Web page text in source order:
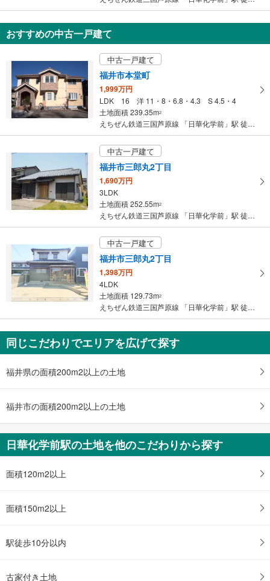
マ
イ
ペ
ジ
に
保
す
る
おすすめの中古一戸建て
中古一戸建て
福井市本堂町
1,999万円
LDK 16 洋 11・8・6.8・4.3 S 4.5・4
土地面積 239.35m2
えちぜん鉄道三国芦原線 「日華化学前」駅 徒歩116分
中古一戸建て
福井市三郎丸2丁目
1,690万円
3LDK
土地面積 252.55m2
えちぜん鉄道三国芦原線 「日華化学前」駅 徒歩27分
中古一戸建て
福井市三郎丸2丁目
1,398万円
4LDK
土地面積 129.73m2
えちぜん鉄道三国芦原線 「日華化学前」駅 徒歩26分
同じこだわりでエリアを広げて探す
福井県の面積200m2以上の土地
福井市の面積200m2以上の土地
日華化学前駅の土地を他のこだわりから探す
面積120m2以上
面積150m2以上
駅徒歩10分以内
古家付き土地